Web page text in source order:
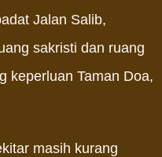
Jalan Salib,
sakristi dan ruang
keperluan Taman Doa,
masih kurang